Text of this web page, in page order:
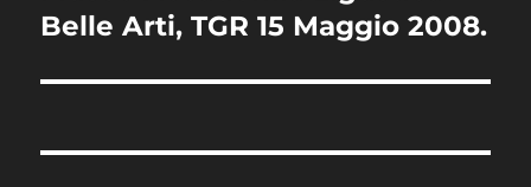
Belle Arti, TGR 15 Maggio 2008.